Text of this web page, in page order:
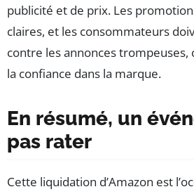
publicité et de prix. Les
claires, et les consommateurs
contre les annonces
la confiance dans la marque.
En résumé, un
pas rater
Cette liquidation d’Amazon est